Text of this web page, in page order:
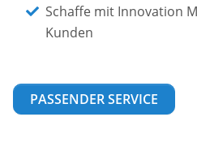
Schaffe mit Innovation
Kunden
PASSENDER SERVICE